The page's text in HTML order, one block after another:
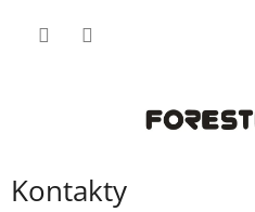
Kontakty